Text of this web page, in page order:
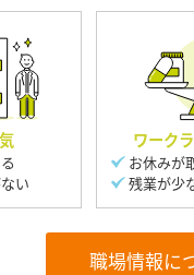
い
ワーク
お休みが
残業が少
職場情報に